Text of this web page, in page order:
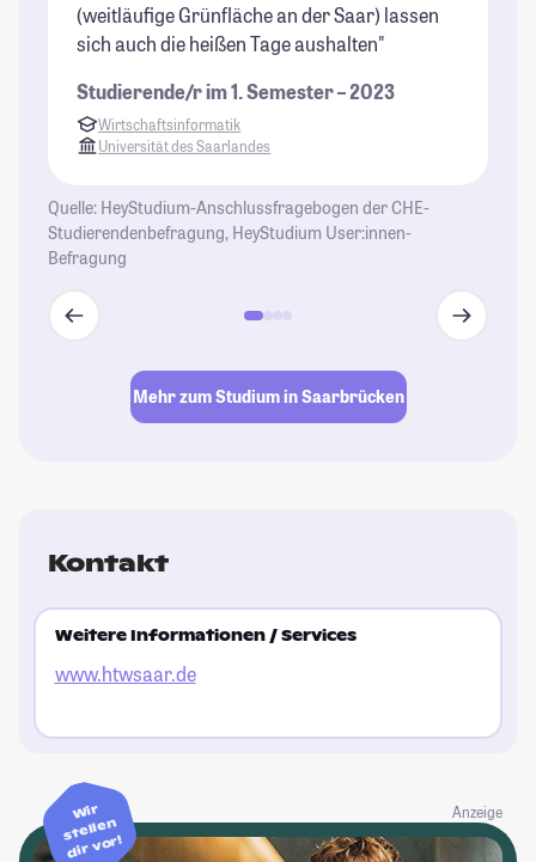
(weitläufige Grünfläche an der Saar) lassen
sich auch die heißen Tage aushalten"
Studierende/r im 1. Semester – 2023
Wirtschaftsinformatik
Universität des Saarlandes
Quelle: HeyStudium-Anschlussfragebogen der CHE-
Studierendenbefragung, HeyStudium User:innen-
Befragung
Mehr zum Studium in Saarbrücken
Kontakt
Weitere Informationen / Services
www.htwsaar.de
Anzeige
Wir
stellen
dir vor!